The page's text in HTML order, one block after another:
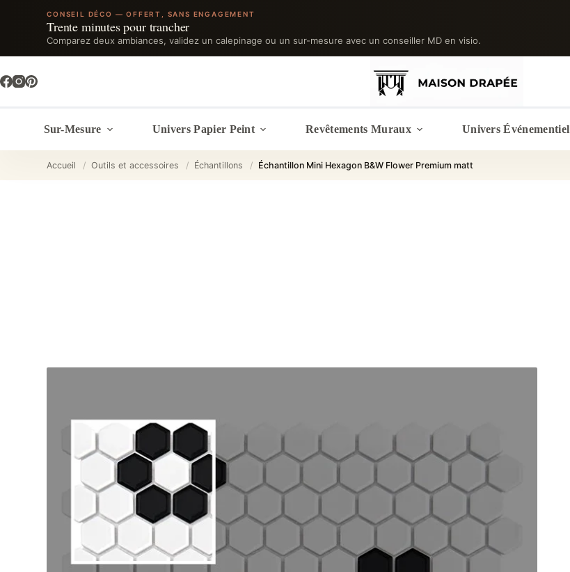
CONSEIL DÉCO — OFFERT, SANS ENGAGEMENT
Trente minutes pour trancher
Comparez deux ambiances, validez un calepinage ou un sur-mesure avec un conseiller MD en visio.
au
contenu
Sur-Mesure Univers Papier Peint Revêtements Muraux Univers Événementiel
Accueil / Outils et accessoires / Échantillons / Échantillon Mini Hexagon B&W Flower Premium matt